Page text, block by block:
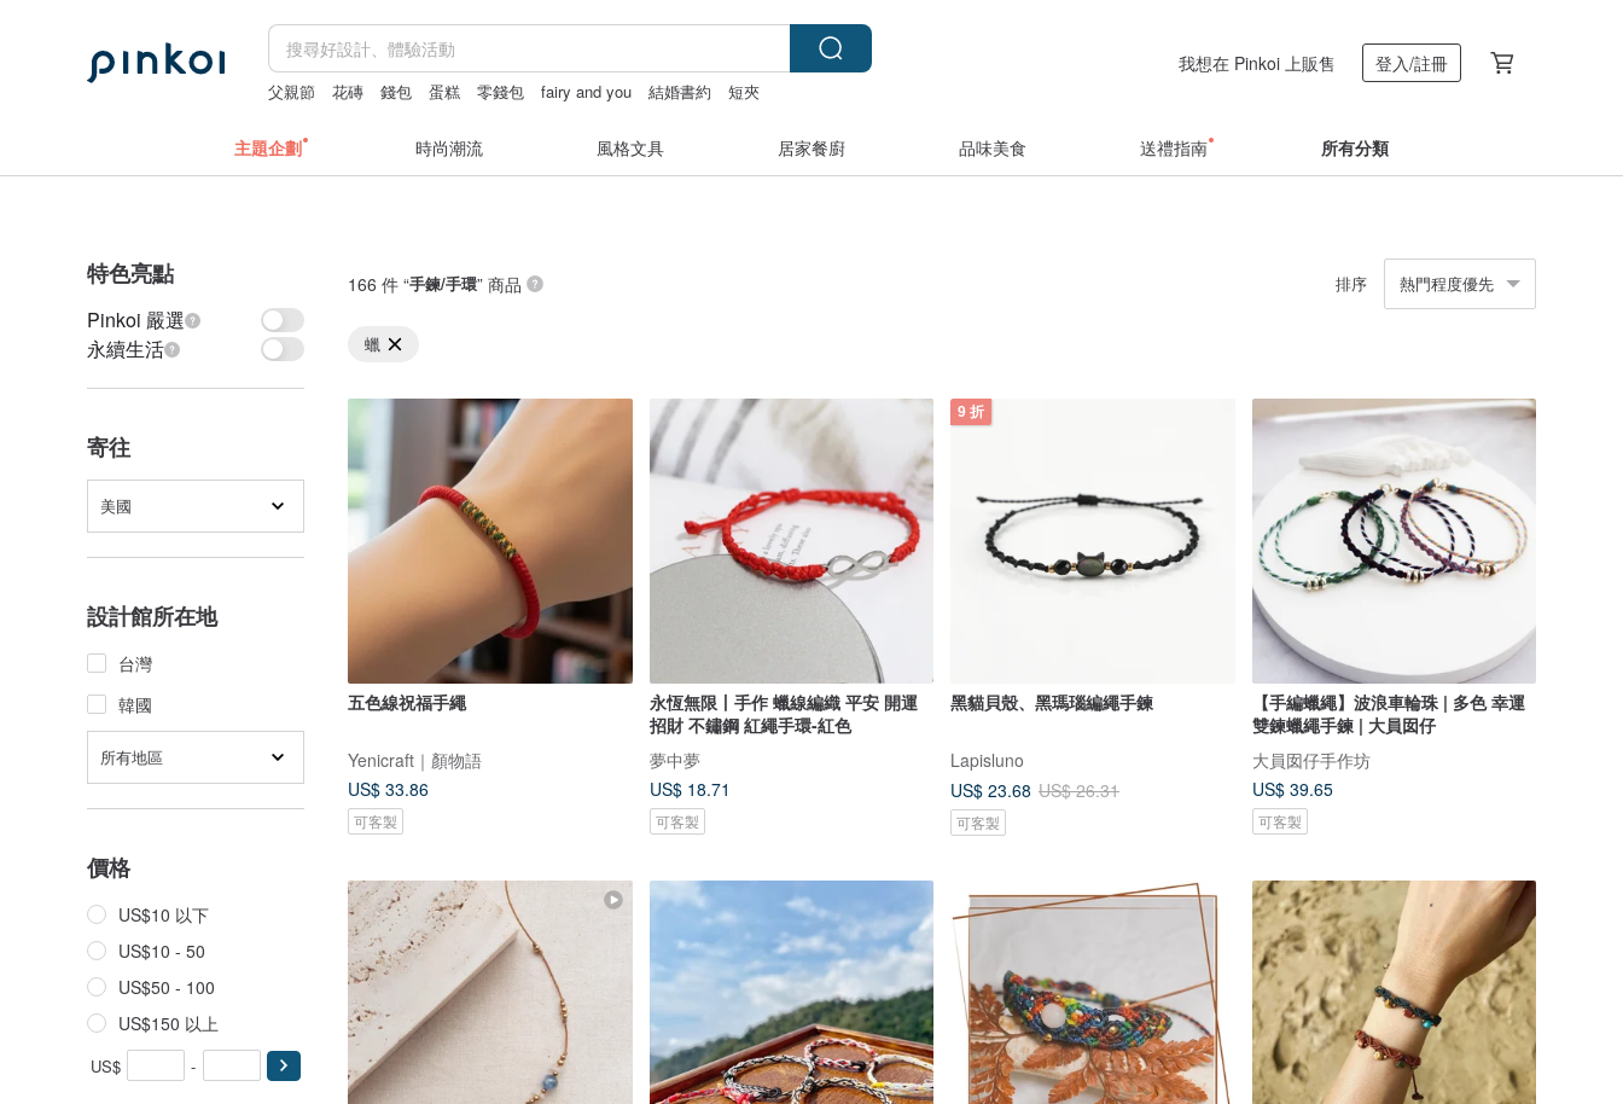
父親節 花磚 錢包 蛋糕 零錢包 fairy and you 結婚書約 短夾
我想在 Pinkoi 上販售 登入/註冊
主題企劃 時尚潮流 風格文具 居家餐廚 品味美食 送禮指南 所有分類
特色亮點
Pinkoi 嚴選
永續生活
寄往
美國
設計館所在地
台灣
韓國
所有地區
價格
US$10 以下
US$10 - 50
US$50 - 100
US$150 以上
US$ -
166 件 “手鍊/手環” 商品 排序 熱門程度優先
蠟
五色線祝福手繩
Yenicraft｜顏物語
US$ 33.86
可客製
永恆無限丨手作 蠟線編織 平安 開運
招財 不鏽鋼 紅繩手環-紅色
夢中夢
US$ 18.71
可客製
9 折
黑貓貝殼、黑瑪瑙編繩手鍊
Lapisluno
US$ 23.68 US$ 26.31
可客製
【手編蠟繩】波浪車輪珠 | 多色 幸運
雙鍊蠟繩手鍊 | 大員囡仔
大員囡仔手作坊
US$ 39.65
可客製